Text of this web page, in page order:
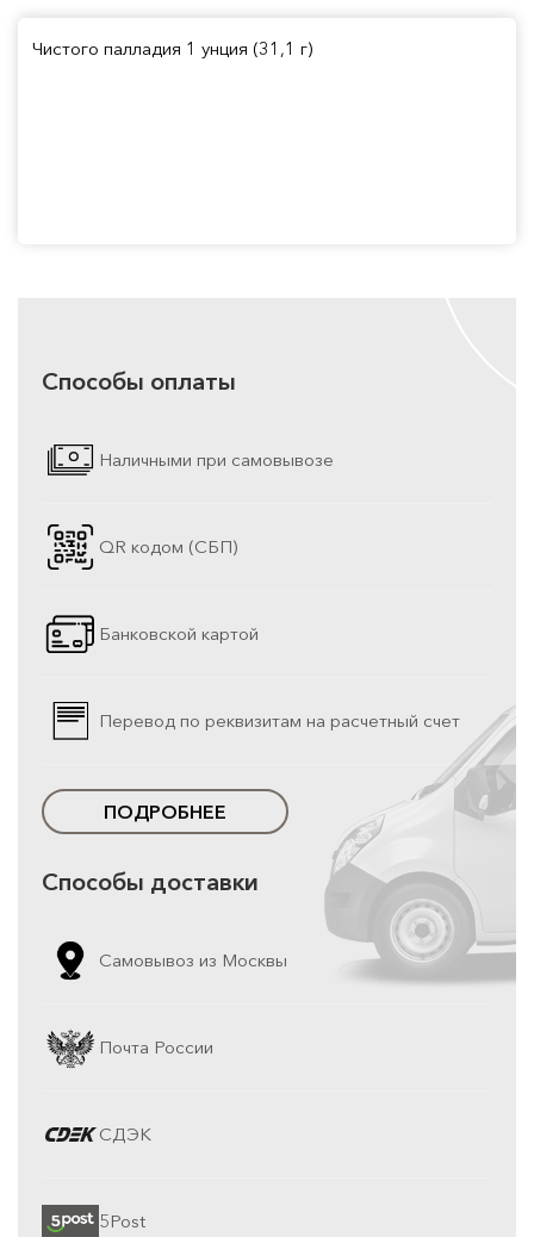
Чистого палладия 1 унция (31,1 г)
Способы оплаты
Наличными при самовывозе
QR кодом (СБП)
Банковской картой
Перевод по реквизитам на расчетный счет
ПОДРОБНЕЕ
Способы доставки
Самовывоз из Москвы
Почта России
СДЭК
5Post